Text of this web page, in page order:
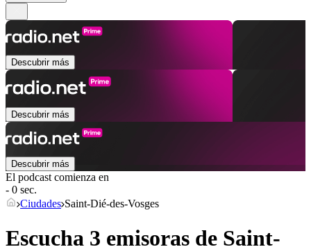
Descubrir más
Descubrir más
Descubrir más
El podcast comienza en
- 0 sec.
Ciudades Saint-Dié-des-Vosges
Escucha 3 emisoras de Saint-